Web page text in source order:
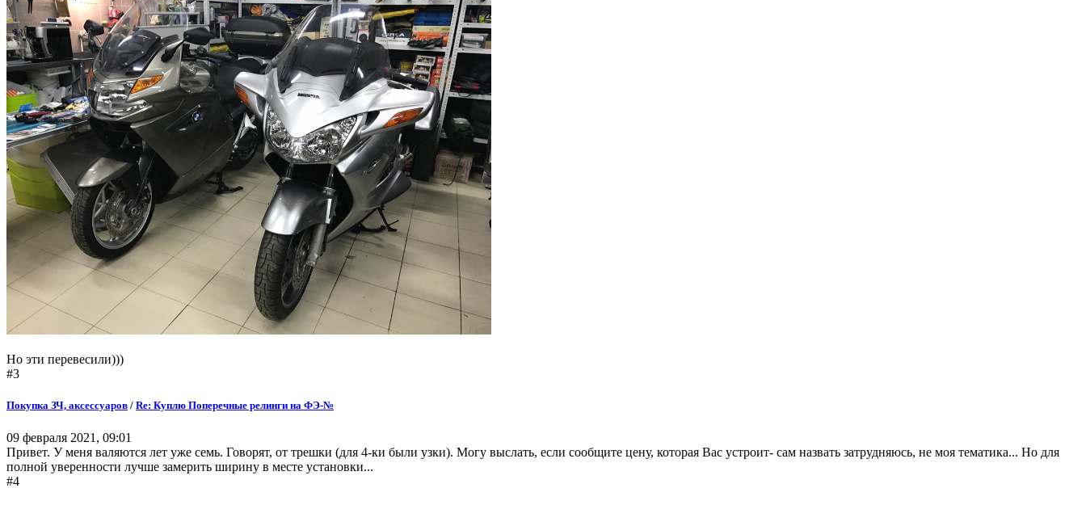
Но эти перевесили)))
#3
Покупка ЗЧ, аксессуаров / Re: Куплю Поперечные релинги на ФЭ-№
09 февраля 2021, 09:01
Привет. У меня валяются лет уже семь. Говорят, от трешки (для 4-ки были узки). Могу выслать, если сообщите цену, которая Вас устроит- сам назвать затрудняюсь, не моя тематика... Но для
полной уверенности лучше замерить ширину в месте установки...
#4